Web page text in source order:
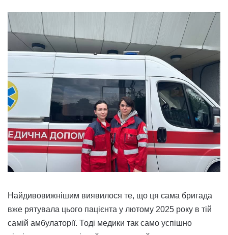
Найдивовижнішим виявилося те, що ця сама бригада
вже рятувала цього пацієнта у лютому 2025 року в тій
самій амбулаторії. Тоді медики так само успішно